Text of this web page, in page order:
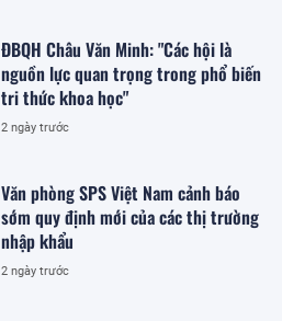
ĐBQH Châu Văn Minh: "Các hội là
nguồn lực quan trọng trong phổ biến
tri thức khoa học"
2 ngày trước
Văn phòng SPS Việt Nam cảnh báo
sớm quy định mới của các thị trường
nhập khẩu
2 ngày trước